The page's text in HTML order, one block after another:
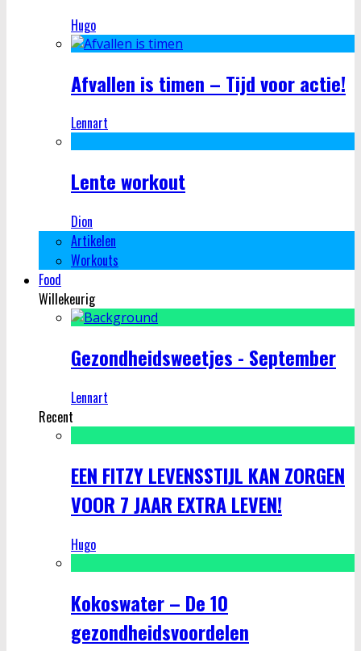
Hugo
Afvallen is timen – Tijd voor actie!
Lennart
Lente workout
Dion
Artikelen
Workouts
Food
Willekeurig
Gezondheidsweetjes - September
Lennart
Recent
EEN FITZY LEVENSSTIJL KAN ZORGEN
VOOR 7 JAAR EXTRA LEVEN!
Hugo
Kokoswater – De 10
gezondheidsvoordelen